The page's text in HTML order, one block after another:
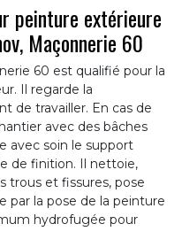
peinture extérieure
Maçonnerie 60
60 est qualifié pour la
Il regarde la
de travailler. En cas de
avec des bâches
avec soin le support
de finition. Il nettoie,
trous et fissures, pose
par la pose de la peinture
hydrofugée pour